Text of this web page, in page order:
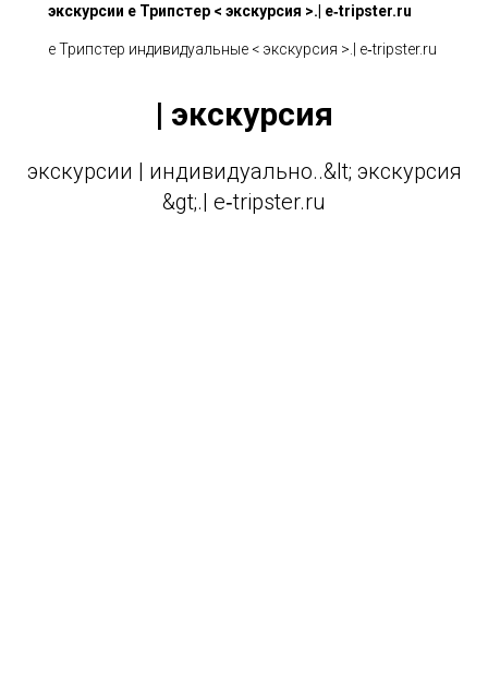
экскурсии е Трипстер < экскурсия >.| e‑tripster.ru
е Трипстер индивидуальные < экскурсия >.| e‑tripster.ru
экскурсия |
экскурсии | индивидуально..&lt; экскурсия
&gt;.| e‑tripster.ru